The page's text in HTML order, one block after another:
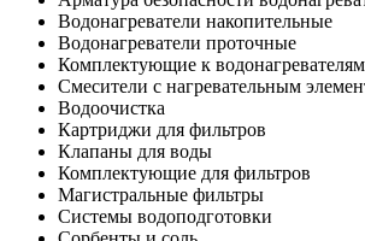
Водонагреватели накопительные
Водонагреватели проточные
Комплектующие к водонагревателям
Смесители с нагревательным
Водоочистка
Картриджи для фильтров
Клапаны для воды
Комплектующие для фильтров
Магистральные фильтры
Системы водоподготовки